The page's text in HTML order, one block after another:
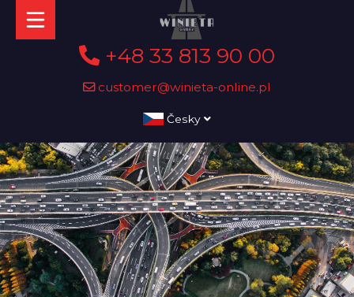
+48 33 813 90 00
customer@winieta-online.pl
Česky